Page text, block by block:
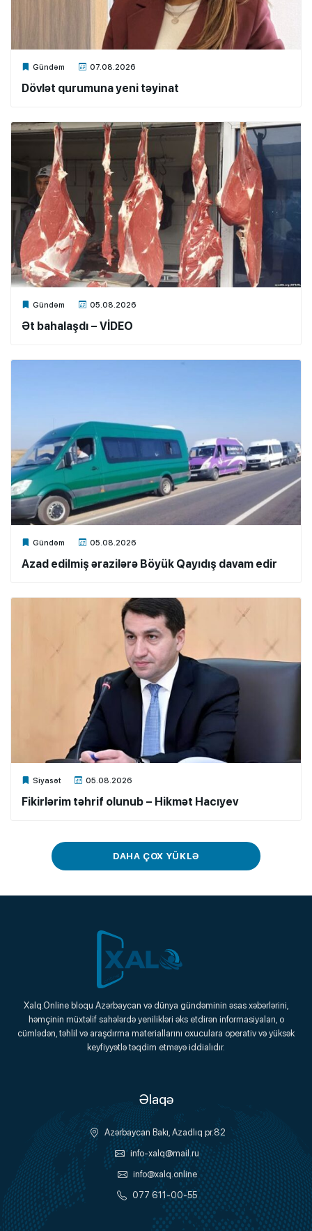
Gündəm 07.08.2026
Xalq.Online
Dövlət qurumuna yeni təyinat
Gündəm 05.08.2026
Xalq.Online
Ət bahalaşdı – VİDEO
Gündəm 05.08.2026
Xalq.Online
Azad edilmiş ərazilərə Böyük Qayıdış davam edir
Siyasət 05.08.2026
Xalq.Online
Fikirlərim təhrif olunub – Hikmət Hacıyev
DAHA ÇOX YÜKLƏ
Xalq.Online
Onlayn Platforma
Xalq.Online bloqu Azərbaycan və dünya gündəminin əsas xəbərlərini,
həmçinin müxtəlif sahələrdə yenilikləri əks etdirən informasiyaları, o
cümlədən, təhlil və araşdırma materiallarını oxuculara operativ və yüksək
keyfiyyətlə təqdim etməyə iddialıdır.
Əlaqə
Azərbaycan Bakı, Azadlıq pr.82
info-xalq@mail.ru
info@xalq.online
077 611-00-55